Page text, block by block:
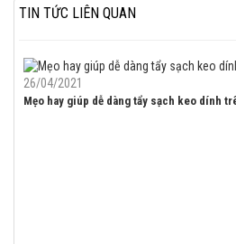
TIN TỨC LIÊN QUAN
26/04/2021
Mẹo hay giúp dễ dàng tẩy sạch keo dính